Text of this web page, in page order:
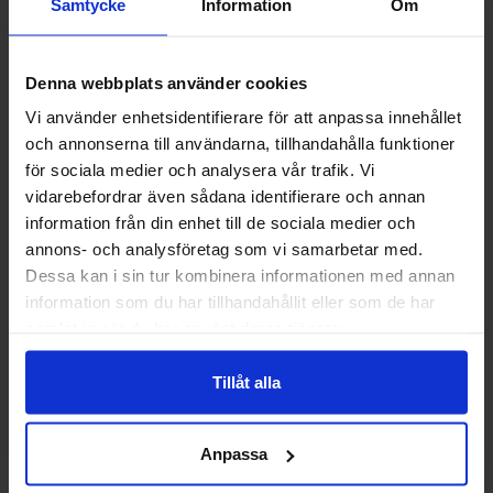
Samtycke Information Om
Denna webbplats använder cookies
Vi använder enhetsidentifierare för att anpassa innehållet
och annonserna till användarna, tillhandahålla funktioner
för sociala medier och analysera vår trafik. Vi
vidarebefordrar även sådana identifierare och annan
information från din enhet till de sociala medier och
annons- och analysföretag som vi samarbetar med.
Dessa kan i sin tur kombinera informationen med annan
information som du har tillhandahållit eller som de har
Tillåt alla
Anpassa
Skittles Fruits 1.6kg x 4st
Logga in för att handla
Nyheter